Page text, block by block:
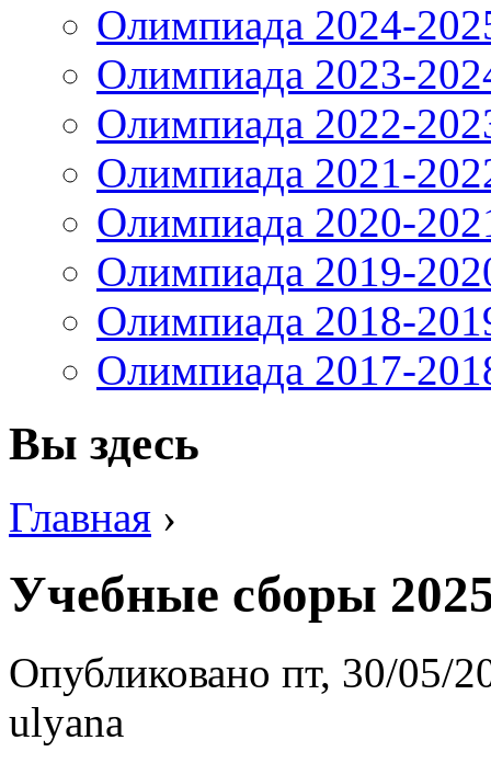
Олимпиада 2024-
Олимпиада 2023-
Олимпиада 2022-
Олимпиада 2021-
Олимпиада 2020-
Олимпиада 2019-
Олимпиада 2018-
Олимпиада 2017-
Вы здесь
Главная ›
Учебные сборы
Опубликовано пт, 30/05/
ulyana